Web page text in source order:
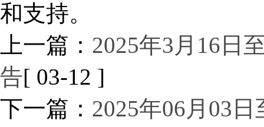
和支持。
上一篇： 2025年3月16日
告[ 03-12 ]
下一篇： 2025年06月03